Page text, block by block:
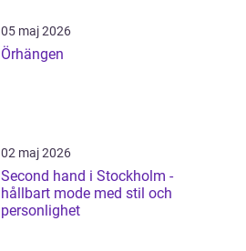
05 maj 2026
Örhängen
02 maj 2026
Second hand i Stockholm -
hållbart mode med stil och
personlighet